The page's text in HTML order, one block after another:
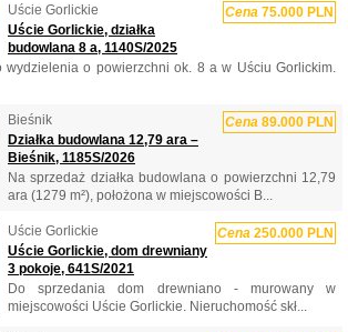
Uście Gorlickie Cena 75.000 PLN
Uście Gorlickie, działka
budowlana 8 a, 1140S/2025
wydzielenia o powierzchni ok. 8 a w Uściu Gorlickim.
Bieśnik Cena 89.000 PLN
Działka budowlana 12,79 ara –
Bieśnik, 1185S/2026
Na sprzedaż działka budowlana o powierzchni 12,79
ara (1279 m²), położona w miejscowości B...
Uście Gorlickie Cena 250.000 PLN
Uście Gorlickie, dom drewniany
3 pokoje, 641S/2021
Do sprzedania dom drewniano - murowany w
miejscowości Uście Gorlickie. Nieruchomość skł...